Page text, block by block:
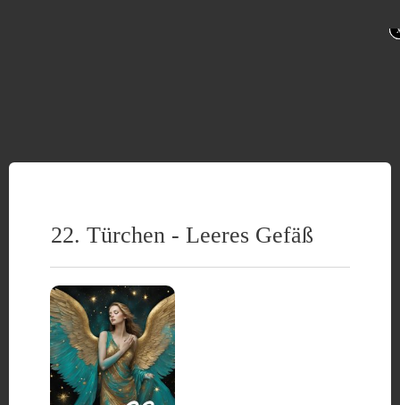
22. Türchen - Leeres Gefäß